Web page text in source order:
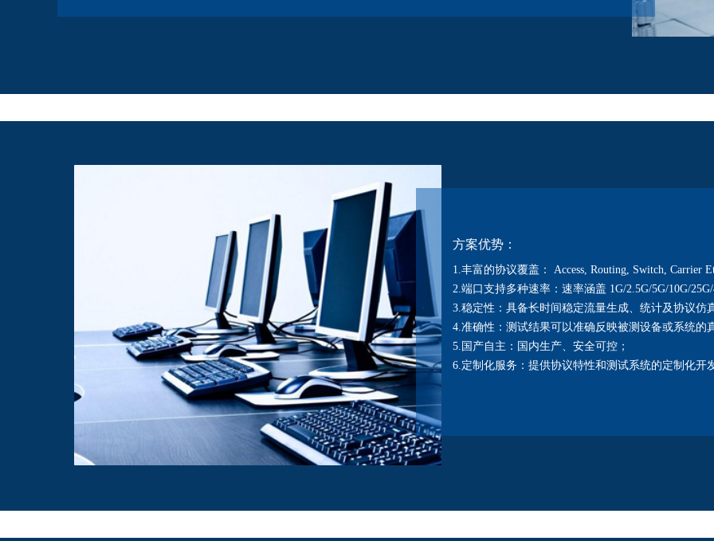
方案优势：
1.丰富的协议覆盖： Access, Routing, Switch, Carrier
2.端口支持多种速率：速率涵盖 1G/2.5G/5G/10G/
3.稳定性：具备长时间稳定流量生成、统计及协议仿
4.准确性：测试结果可以准确反映被测设备或系统的
5.国产自主：国内生产、安全可控；
6.定制化服务：提供协议特性和测试系统的定制化开